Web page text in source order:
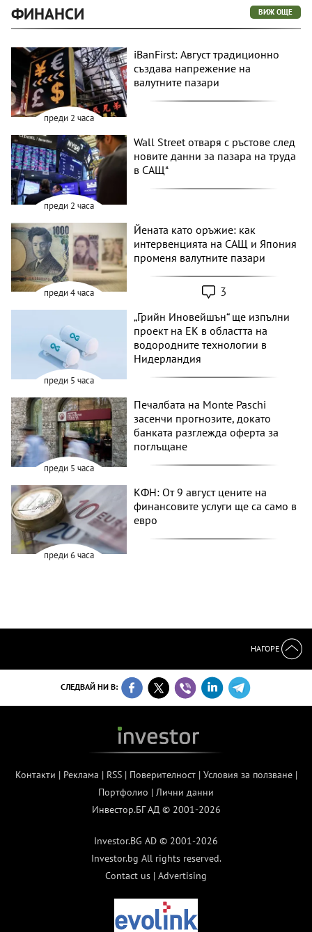
ФИНАНСИ ВИЖ ОЩЕ
преди 2 часа
iBanFirst: Август традиционно
създава напрежение на
валутните пазари
преди 2 часа
Wall Street отваря с ръстове след
новите данни за пазара на труда
в САЩ*
преди 4 часа
Йената като оръжие: как
интервенцията на САЩ и Япония
променя валутните пазари
3
преди 5 часа
„Грийн Иновейшън“ ще изпълни
проект на ЕК в областта на
водородните технологии в
Нидерландия
преди 5 часа
Печалбата на Monte Paschi
засенчи прогнозите, докато
банката разглежда оферта за
поглъщане
преди 6 часа
КФН: От 9 август цените на
финансовите услуги ще са само в
евро
НАГОРЕ
СЛЕДВАЙ НИ В:
Контакти | Реклама | RSS| Поверителност| Условия за ползване|
Портфолио | Лични данни
Инвестор.БГ АД © 2001-2026
Investor.BG AD © 2001-2026
Investor.bg All rights reserved.
Contact us | Advertising